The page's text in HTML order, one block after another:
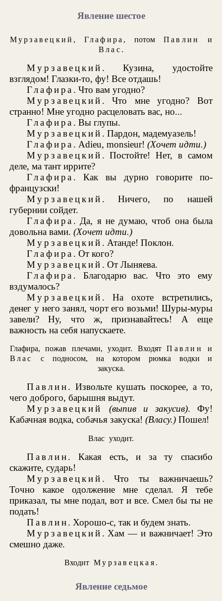
Явление шестое
Мурзавецкий , Глафира , потом Павлин
и
Влас .
Мурзавецкий . Кузина, удостойте
взглядом! Глазки-то, фу! Все отдашь!
Глафира . Что вам угодно?
Мурзавецкий . Что мне угодно? Вот
странно! Мне угодно расцеловать вас, но...
Глафира . Вы глупы.
Мурзавецкий . Пардон, мадемуазель!
Глафира . Adieu, monsieur!(Хочет идти.)
Мурзавецкий . Постойте! Нет, в самом
деле, ма тант иррите?
Глафира . Как вы дурно говорите по-
французски!
Мурзавецкий . Ничего, по нашей
губернии сойдет.
Глафира . Да, я не думаю, чтоб она была
довольна вами.(Хочет идти.)
Мурзавецкий . Атанде! Поклон.
Глафира . От кого?
Мурзавецкий . От Лыняева.
Глафира . Благодарю вас. Что это ему
вздумалось?
Мурзавецкий . На охоте встретились,
денег у него занял, чорт его возьми! Шуры-муры
завели? Ну, что ж, признавайтесь! А еще
важность на себя напускаете.
Глафира, пожав плечами, уходит. ВходятПавлин
и
Влас
с подносом, на котором рюмка водки и
закуска.
Павлин. Извольте кушать поскорее, а то,
чего доброго, барышня выдут.
Мурзавецкий
(выпив и закусив). Фу!
Кабачная водка, собачья закуска!(Власу.) Пошел!
Влас уходит.
Павлин. Какая есть, и за ту спасибо
скажите, сударь!
Мурзавецкий . Что ты важничаешь?
Точно какое одолжение мне сделал. Я тебе
приказал, ты мне подал, вот и все. Смел бы ты не
подать!
Павлин. Хорошо-с, так и будем знать.
Мурзавецкий . Хам — и важничает! Это
смешно даже.
Входит Мурзавецкая .
Явление седьмое